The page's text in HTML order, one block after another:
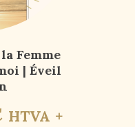
Femme
| Éveil
HTVA +